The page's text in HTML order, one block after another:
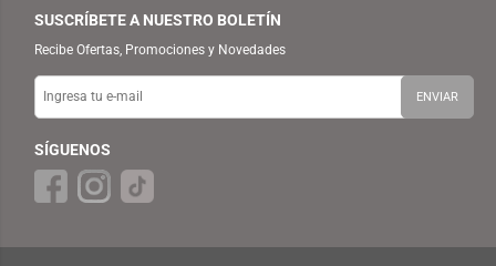
SUSCRÍBETE A NUESTRO BOLETÍN
Recibe Ofertas, Promociones y Novedades
SÍGUENOS